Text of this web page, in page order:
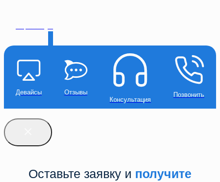
Девайсы
Отзывы
Консультация
Позвонить
Оставьте заявку и получите